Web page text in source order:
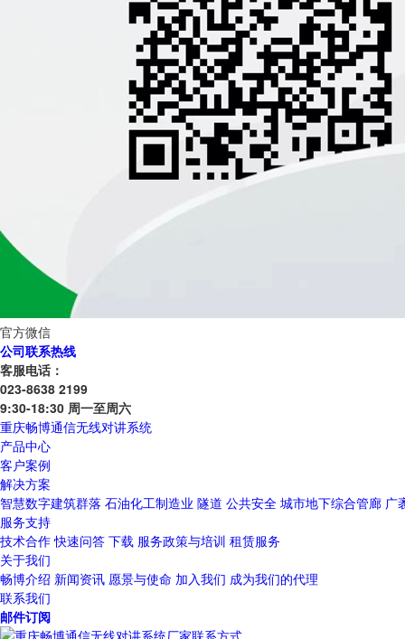
官方微信
公司联系热线
客服电话：
023-8638 2199
9:30-18:30 周一至周六
重庆畅博通信无线对讲系统
产品中心
客户案例
解决方案
智慧数字建筑群落 石油化工制造业 隧道 公共安全 城市地下综合管廊 广
服务支持
技术合作 快速问答 下载 服务政策与培训 租赁服务
关于我们
畅博介绍 新闻资讯 愿景与使命 加入我们 成为我们的代理
联系我们
邮件订阅